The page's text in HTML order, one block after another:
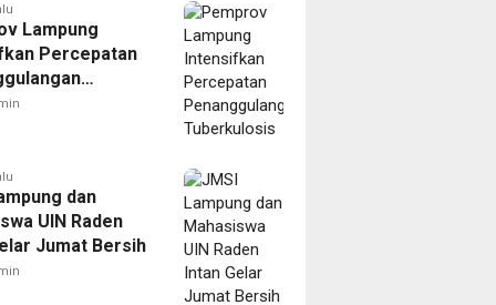
Lampung
Percepatan
dan
UIN Raden
Jumat Bersih